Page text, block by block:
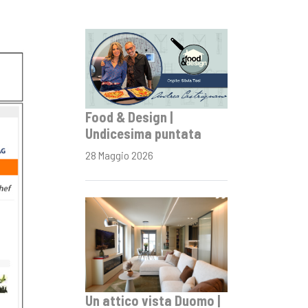
Food & Design |
Undicesima puntata
28 Maggio 2026
Un attico vista Duomo |